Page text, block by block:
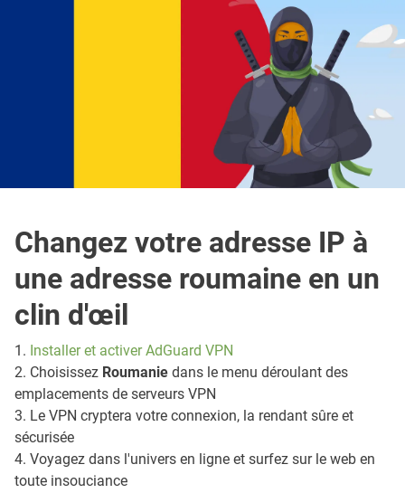
Changez votre adresse IP à
une adresse roumaine en un
clin d'œil
1. Installer et activer AdGuard VPN
2. Choisissez Roumanie dans le menu déroulant des
emplacements de serveurs VPN
3. Le VPN cryptera votre connexion, la rendant sûre et
sécurisée
4. Voyagez dans l'univers en ligne et surfez sur le web en
toute insouciance